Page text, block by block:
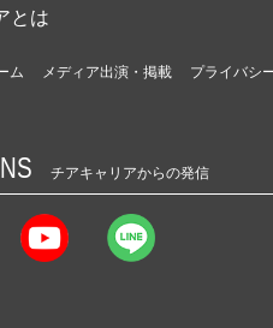
とは
ム メディア出演・掲載 プライバシ
チアキャリアからの発信